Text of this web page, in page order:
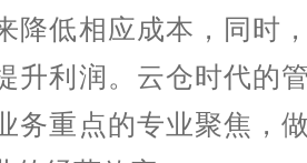
降低相应成本，同时
升利润。云仓时代的
务重点的专业聚焦，